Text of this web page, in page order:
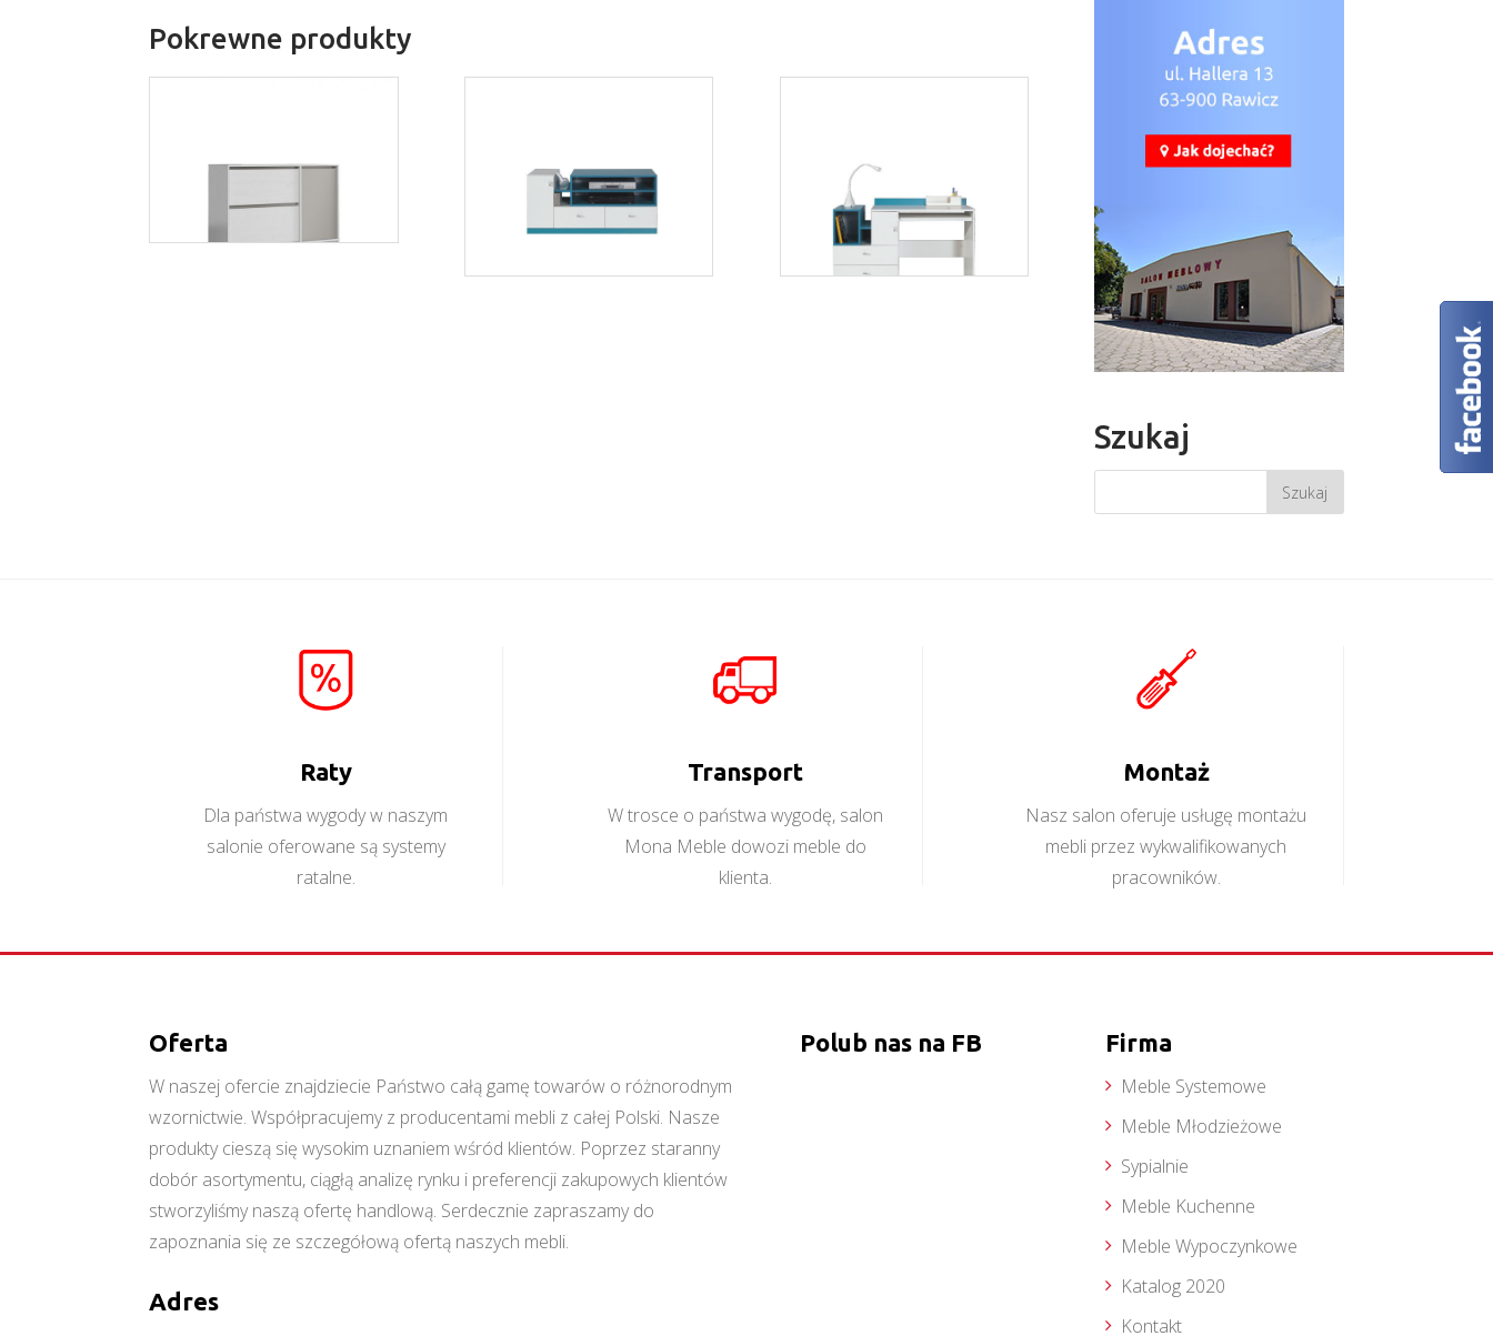
Pokrewne produkty
Szukaj
Raty
Dla państwa wygody w naszym
salonie oferowane są systemy
ratalne.
Transport
W trosce o państwa wygodę, salon
Mona Meble dowozi meble do
klienta.
Montaż
Nasz salon oferuje usługę montażu
mebli przez wykwalifikowanych
pracowników.
Oferta
W naszej ofercie znajdziecie Państwo całą gamę towarów o różnorodnym
wzornictwie. Współpracujemy z producentami mebli z całej Polski. Nasze
produkty cieszą się wysokim uznaniem wśród klientów. Poprzez staranny
dobór asortymentu, ciągłą analizę rynku i preferencji zakupowych klientów
stworzyliśmy naszą ofertę handlową. Serdecznie zapraszamy do
zapoznania się ze szczegółową ofertą naszych mebli.
Adres
Polub nas na FB Firma
Meble Systemowe
Meble Młodzieżowe
Sypialnie
Meble Kuchenne
Meble Wypoczynkowe
Katalog 2020
Kontakt